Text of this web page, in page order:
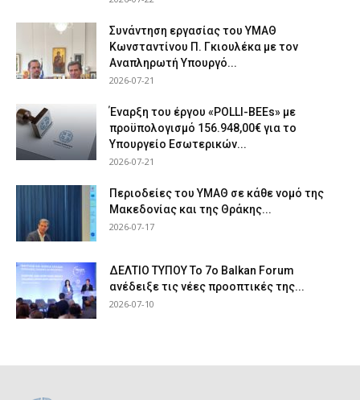
Συνάντηση εργασίας του ΥΜΑΘ
Κωνσταντίνου Π. Γκιουλέκα με τον
Αναπληρωτή Υπουργό...
2026-07-21
Έναρξη του έργου «POLLI-BEEs» με
προϋπολογισμό 156.948,00€ για το
Υπουργείο Εσωτερικών...
2026-07-21
Περιοδείες του ΥΜΑΘ σε κάθε νομό της
Μακεδονίας και της Θράκης...
2026-07-17
ΔΕΛΤΙΟ ΤΥΠΟΥ Το 7ο Balkan Forum
ανέδειξε τις νέες προοπτικές της...
2026-07-10